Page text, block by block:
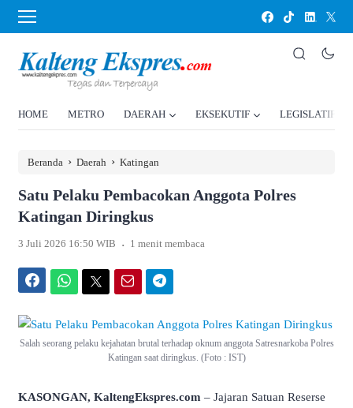
HOME METRO DAERAH EKSEKUTIF LEGISLATIF
Beranda › Daerah › Katingan
Satu Pelaku Pembacokan Anggota Polres
Katingan Diringkus
3 Juli 2026 16:50 WIB . 1 menit membaca
Salah seorang pelaku kejahatan brutal terhadap oknum anggota Satresnarkoba Polres
Katingan saat diringkus. (Foto : IST)
KASONGAN, KaltengEkspres.com – Jajaran Satuan Reserse